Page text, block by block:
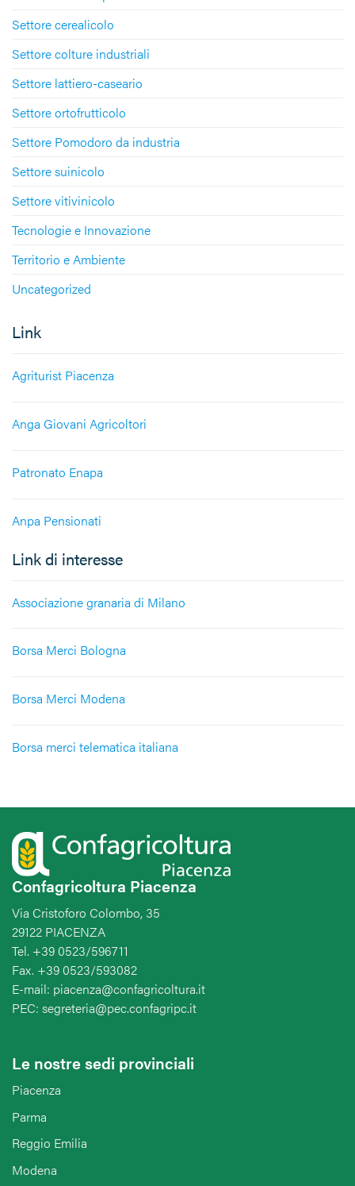
Settore cerealicolo
Settore colture industriali
Settore lattiero-caseario
Settore ortofrutticolo
Settore Pomodoro da industria
Settore suinicolo
Settore vitivinicolo
Tecnologie e Innovazione
Territorio e Ambiente
Uncategorized
Link
Agriturist Piacenza
Anga Giovani Agricoltori
Patronato Enapa
Anpa Pensionati
Link di interesse
Associazione granaria di Milano
Borsa Merci Bologna
Borsa Merci Modena
Borsa merci telematica italiana
Confagricoltura Piacenza
Via Cristoforo Colombo, 35
29122 PIACENZA
Tel. +39 0523/596711
Fax. +39 0523/593082
E-mail: piacenza@confagricoltura.it
PEC: segreteria@pec.confagripc.it
Le nostre sedi provinciali
Piacenza
Parma
Reggio Emilia
Modena